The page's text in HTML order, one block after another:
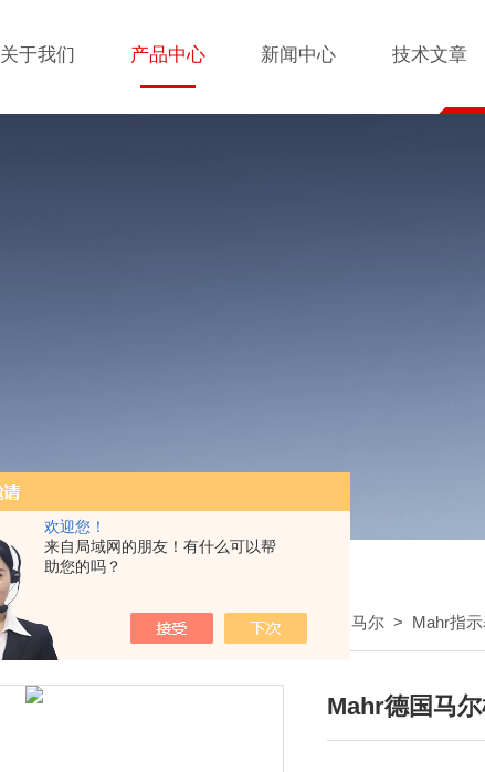
欢迎您！
来自局域网的朋友！有什么可以帮
助您的吗？
关于我们 产品中心 新闻中心 技术文章
我的位置： >产品中心 >Mahr/德国马尔 > Mahr指
Mahr德国马